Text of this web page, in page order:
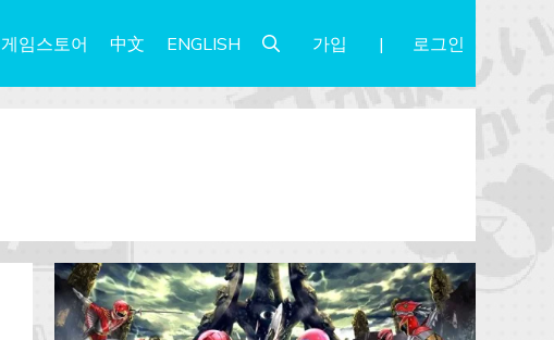
게임스토어 中文 ENGLISH 가입 로그인